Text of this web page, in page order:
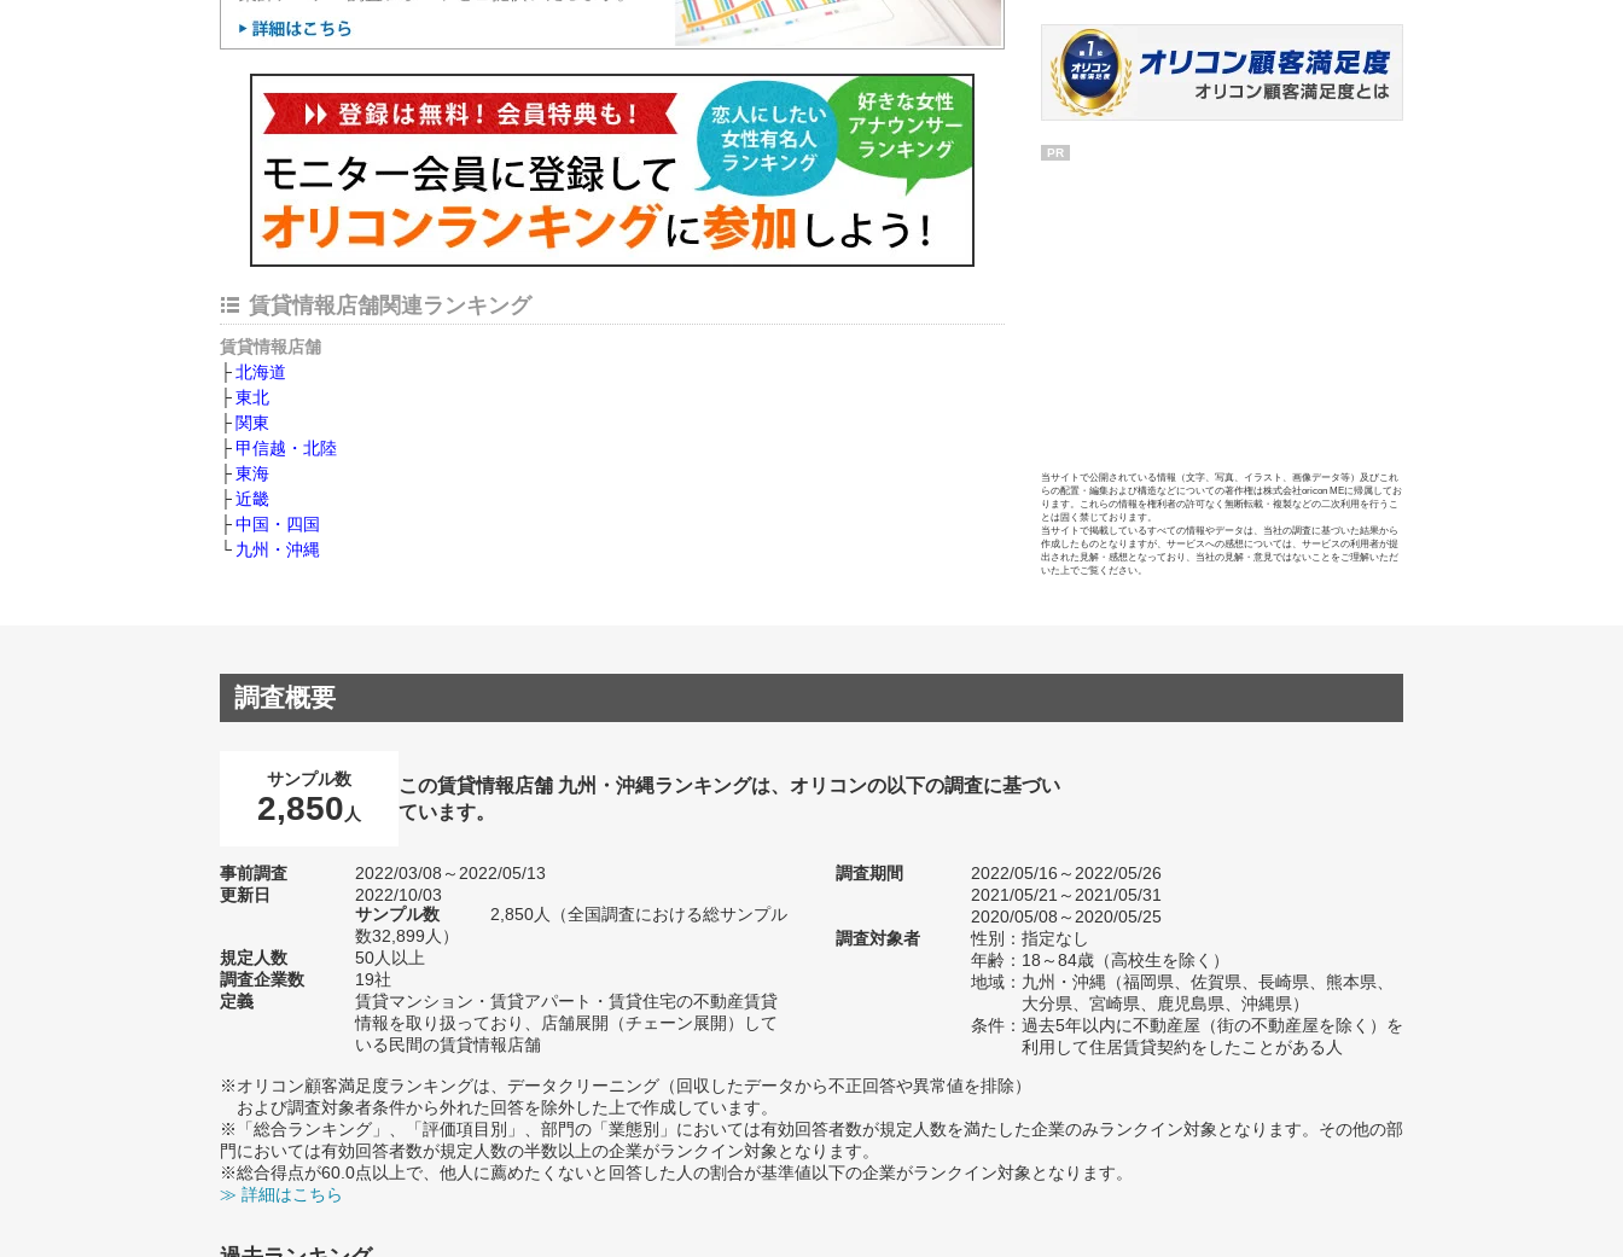
賃貸情報店舗関連ランキング
賃貸情報店舗
北海道
東北
関東
甲信越・北陸
東海
近畿
中国・四国
九州・沖縄
PR
当サイトで公開されている情報（文字、写真、イラスト、画像データ等）及びこれ
らの配置・編集および構造などについての著作権は株式会社oricon MEに帰属してお
ります。これらの情報を権利者の許可なく無断転載・複製などの二次利用を行うこ
とは固く禁じております。
当サイトで掲載しているすべての情報やデータは、当社の調査に基づいた結果から
作成したものとなりますが、サービスへの感想については、サービスの利用者が提
出された見解・感想となっており、当社の見解・意見ではないことをご理解いただ
いた上でご覧ください。
調査概要
サンプル数
2,850 人
この賃貸情報店舗 九州・沖縄ランキングは、オリコンの以下の調査に基づい
ています。
事前調査
2022/03/08～2022/05/13
更新日
2022/10/03
サンプル数
2,850人（全国調査における総サンプル
数32,899人）
規定人数
50人以上
調査企業数
19社
定義
賃貸マンション・賃貸アパート・賃貸住宅の不動産賃貸
情報を取り扱っており、店舗展開（チェーン展開）して
いる民間の賃貸情報店舗
調査期間
2022/05/16～2022/05/26
2021/05/21～2021/05/31
2020/05/08～2020/05/25
調査対象者
性別：指定なし
年齢：18～84歳（高校生を除く）
地域：九州・沖縄（福岡県、佐賀県、長崎県、熊本県、
大分県、宮崎県、鹿児島県、沖縄県）
条件：過去5年以内に不動産屋（街の不動産屋を除く）を
利用して住居賃貸契約をしたことがある人
※オリコン顧客満足度ランキングは、データクリーニング（回収したデータから不正回答や異常値を排除）
および調査対象者条件から外れた回答を除外した上で作成しています。
※「総合ランキング」、「評価項目別」、部門の「業態別」においては有効回答者数が規定人数を満たした企業のみランクイン対象となります。その他の部
門においては有効回答者数が規定人数の半数以上の企業がランクイン対象となります。
※総合得点が60.0点以上で、他人に薦めたくないと回答した人の割合が基準値以下の企業がランクイン対象となります。
≫ 詳細はこちら